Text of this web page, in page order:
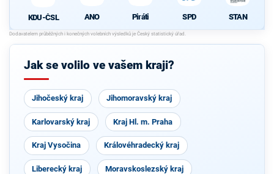
KDU-ČSL ANO Piráti SPD STAN
Jak se volilo ve vašem kraji?
Jihočeský kraj Jihomoravský kraj
Karlovarský kraj Kraj Hl. m. Praha
Kraj Vysočina Královéhradecký kraj
Liberecký kraj Moravskoslezský kraj